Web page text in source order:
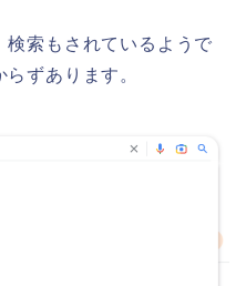
索もされているようで
ずあります。